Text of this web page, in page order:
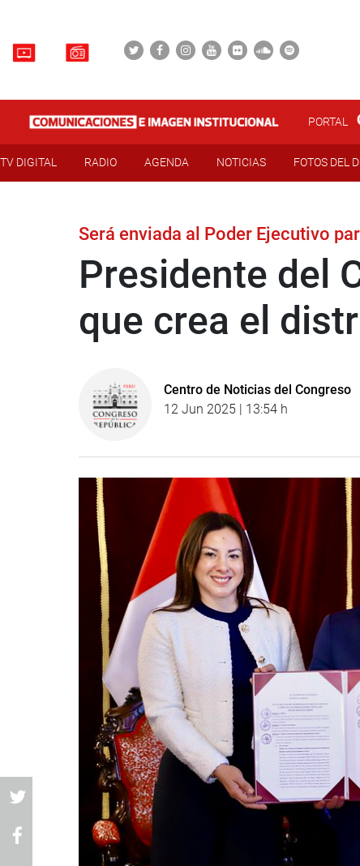
PORTAL
TV DIGITAL RADIO AGENDA NOTICIAS FOTOS DEL
Será enviada al Poder Ejecutivo
Presidente del
que crea el
Centro de Noticias del Congreso
12 Jun 2025 | 13:54 h